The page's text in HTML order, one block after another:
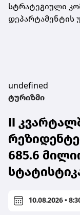
სტრატეგიული
დეპარტამენტის
undefined
ტურიზმი
II
685.6
10.08.2026 •